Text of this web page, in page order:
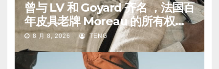
曾与 LV 和 Goyard 齐名 ，法国百
年皮具老牌 Moreau 的所有权易
手8 月 8, 2026 TENG